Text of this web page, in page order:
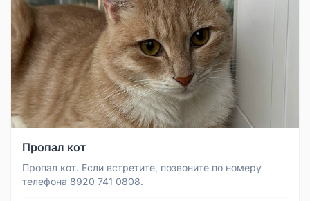
Пропал кот
Пропал кот. Если встретите, позвоните по номеру
телефона 8920 741 0808.